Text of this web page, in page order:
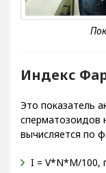
Индекс
Это показатель
сперматозоидов
вычисляется по
I = V*N*M/100,